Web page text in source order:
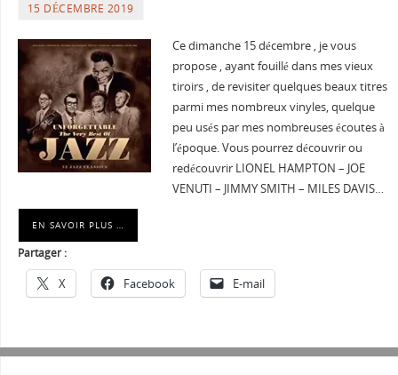
15 DÉCEMBRE 2019
Ce dimanche 15 décembre , je vous
propose , ayant fouillé dans mes vieux
tiroirs , de revisiter quelques beaux titres
parmi mes nombreux vinyles, quelque
peu usés par mes nombreuses écoutes à
l’époque. Vous pourrez découvrir ou
redécouvrir LIONEL HAMPTON – JOE
VENUTI – JIMMY SMITH – MILES DAVIS…
EN SAVOIR PLUS …
Partager :
X Facebook E-mail